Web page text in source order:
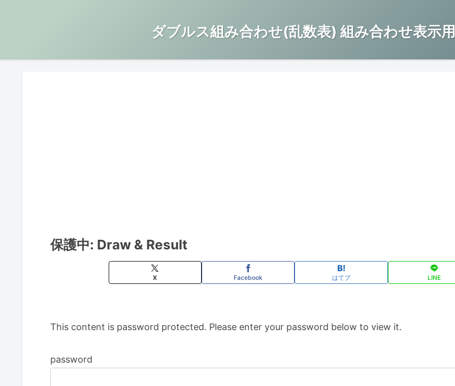
ダブルス組み合わせ(乱数表) 組み合わせ表示
保護中: Draw & Result
X Facebook はてブ LINE
This content is password protected. Please enter your password below to view it.
password